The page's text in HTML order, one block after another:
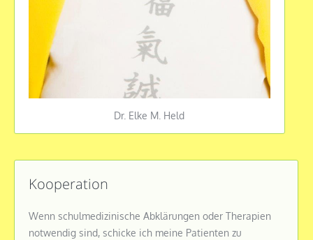
Dr. Elke M. Held
Kooperation
Wenn schulmedizinische Abklärungen oder Therapien
notwendig sind, schicke ich meine Patienten zu